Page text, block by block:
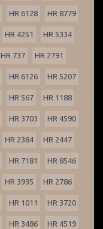
HR 6128 HR 8779
HR 4251 HR 5334
HR 737 HR 2791
HR 6126 HR 5207
HR 567 HR 1188
HR 3703 HR 4590
HR 2384 HR 2447
HR 7181 HR 8546
HR 3995 HR 2786
HR 1011 HR 3720
HR 3486 HR 4519